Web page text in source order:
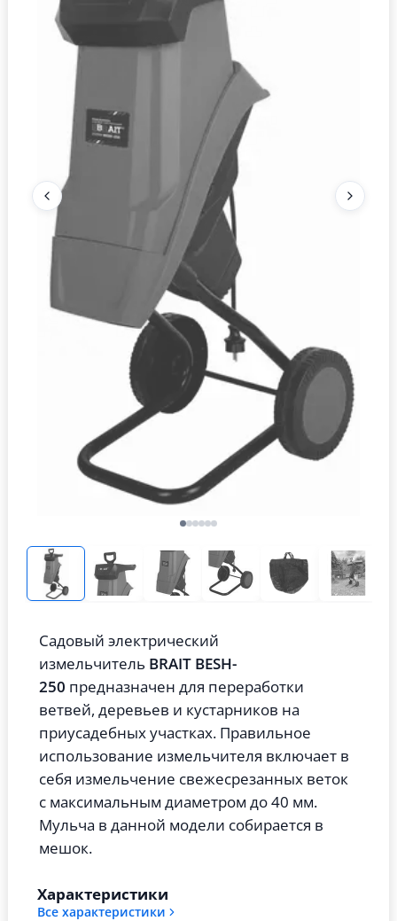
Садовый электрический
измельчитель BRAIT BESH-
250 предназначен для переработки
ветвей, деревьев и кустарников на
приусадебных участках. Правильное
использование измельчителя включает в
себя измельчение свежесрезанных веток
с максимальным диаметром до 40 мм.
Мульча в данной модели собирается в
мешок.
Характеристики
Все характеристики